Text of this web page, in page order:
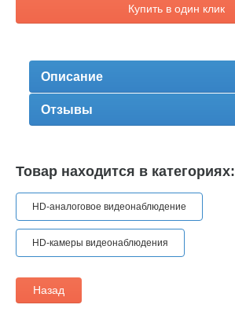
Купить в один клик
Описание
Отзывы
Товар находится в категориях:
HD-аналоговое видеонаблюдение
HD-камеры видеонаблюдения
Назад